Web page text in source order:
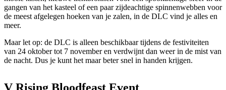
gangen van het kasteel of een paar zijdeachtige spinnenwebben voor
de meest afgelegen hoeken van je zalen, in de DLC vind je alles en
meer.
Maar let op: de DLC is alleen beschikbaar tijdens de festiviteiten
van 24 oktober tot 7 november en verdwijnt dan weer in de mist van
de nacht. Dus je kunt het maar beter snel in handen krijgen.
V Rising Bloodfeast Event